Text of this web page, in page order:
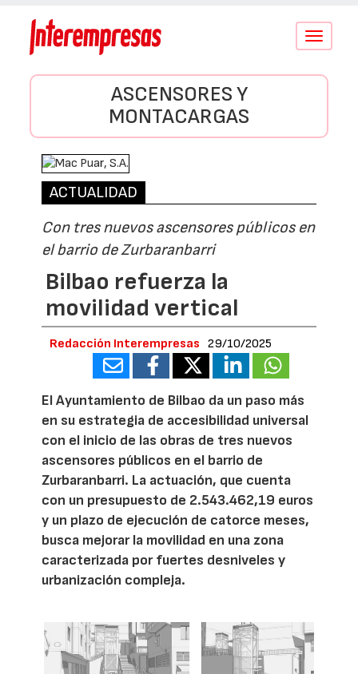
Conmutar
ASCENSORES Y
MONTACARGAS
ACTUALIDAD
Con tres nuevos ascensores públicos en
el barrio de Zurbaranbarri
Bilbao refuerza la
movilidad vertical
Redacción Interempresas 29/10/2025
El Ayuntamiento de Bilbao da un paso más
en su estrategia de accesibilidad universal
con el inicio de las obras de tres nuevos
ascensores públicos en el barrio de
Zurbaranbarri. La actuación, que cuenta
con un presupuesto de 2.543.462,19 euros
y un plazo de ejecución de catorce meses,
busca mejorar la movilidad en una zona
caracterizada por fuertes desniveles y
urbanización compleja.